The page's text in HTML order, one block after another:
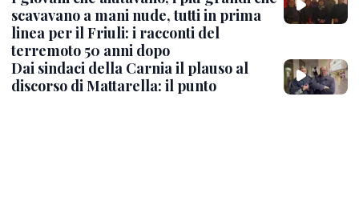
scavavano a mani nude, tutti in prima
linea per il Friuli: i racconti del
terremoto 50 anni dopo
Dai sindaci della Carnia il plauso al
discorso di Mattarella: il punto